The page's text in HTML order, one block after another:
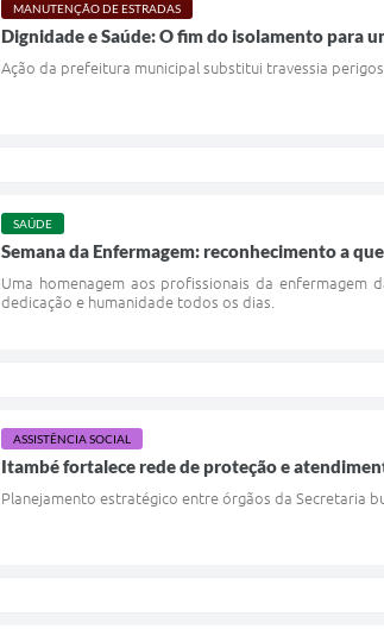
MANUTENÇÃO DE ESTRADAS
Dignidade e Saúde: O fim do isolamento para
Ação da prefeitura municipal substitui travessia
SAÚDE
Semana da Enfermagem: reconhecimento a
Uma homenagem aos profissionais da enfermagem
dedicação e humanidade todos os dias.
ASSISTÊNCIA SOCIAL
Itambé fortalece rede de proteção e
Planejamento estratégico entre órgãos da Secretaria